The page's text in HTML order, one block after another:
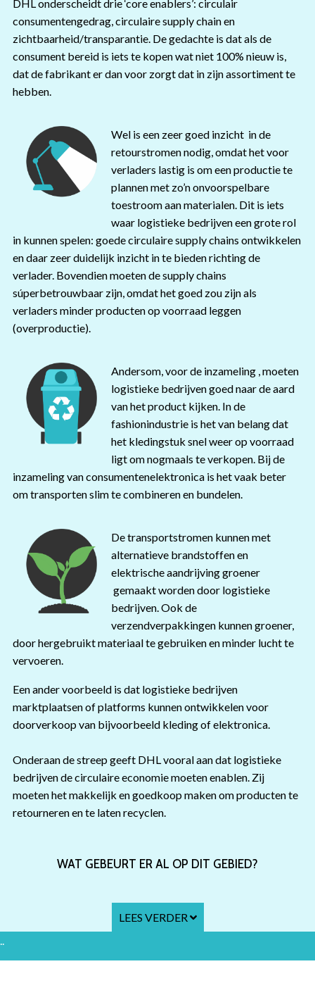
DHL onderscheidt drie ‘core enablers’: circulair
consumentengedrag, circulaire supply chain en
zichtbaarheid/transparantie. De gedachte is dat als de
consument bereid is iets te kopen wat niet 100% nieuw is,
dat de fabrikant er dan voor zorgt dat in zijn assortiment te
hebben.
Wel is een zeer goed inzicht in de
retourstromen nodig, omdat het voor
verladers lastig is om een productie te
plannen met zo’n onvoorspelbare
toestroom aan materialen. Dit is iets
waar logistieke bedrijven een grote rol
in kunnen spelen: goede circulaire supply chains ontwikkelen
en daar zeer duidelijk inzicht in te bieden richting de
verlader. Bovendien moeten de supply chains
súperbetrouwbaar zijn, omdat het goed zou zijn als
verladers minder producten op voorraad leggen
(overproductie).
Andersom, voor de inzameling , moeten
logistieke bedrijven goed naar de aard
van het product kijken. In de
fashionindustrie is het van belang dat
het kledingstuk snel weer op voorraad
ligt om nogmaals te verkopen. Bij de
inzameling van consumentenelektronica is het vaak beter
om transporten slim te combineren en bundelen.
De transportstromen kunnen met
alternatieve brandstoffen en
elektrische aandrijving groener
gemaakt worden door logistieke
bedrijven. Ook de
verzendverpakkingen kunnen groener,
door hergebruikt materiaal te gebruiken en minder lucht te
vervoeren.
Een ander voorbeeld is dat logistieke bedrijven
marktplaatsen of platforms kunnen ontwikkelen voor
doorverkoop van bijvoorbeeld kleding of elektronica.
Onderaan de streep geeft DHL vooral aan dat logistieke
bedrijven de circulaire economie moeten enablen. Zij
moeten het makkelijk en goedkoop maken om producten te
retourneren en te laten recyclen.
WAT GEBEURT ER AL OP DIT GEBIED?
LEES VERDER
..